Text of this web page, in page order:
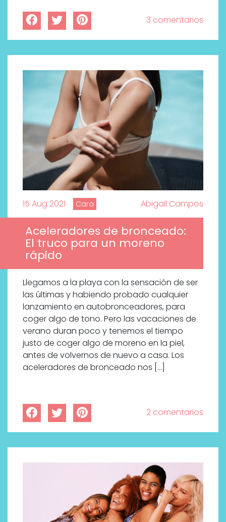
3 comentarios
15 Aug 2021 Cara Abigail Campos
Aceleradores de bronceado:
El truco para un moreno
rápido
Llegamos a la playa con la sensación de ser
las últimas y habiendo probado cualquier
lanzamiento en autobronceadores, para
coger algo de tono. Pero las vacaciones de
verano duran poco y tenemos el tiempo
justo de coger algo de moreno en la piel,
antes de volvernos de nuevo a casa. Los
aceleradores de bronceado nos […]
2 comentarios